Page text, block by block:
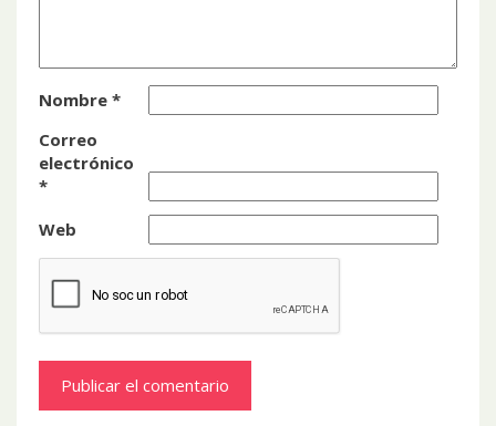
Nombre *
Correo
electrónico
*
Web